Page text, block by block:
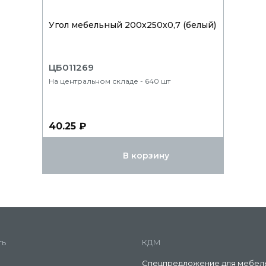
Угол мебельный 200х250х0,7 (белый)
ЦБ011269
На центральном складе - 640 шт
40.25 ₽
В корзину
КДМ
Спецпредложение для